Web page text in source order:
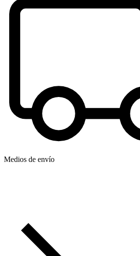
Medios de envío